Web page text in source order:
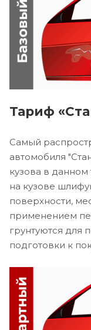
Тариф
Самый
автомобиля
кузова в
на кузове
поверхности,
применением
грунтуются для
подготовки к